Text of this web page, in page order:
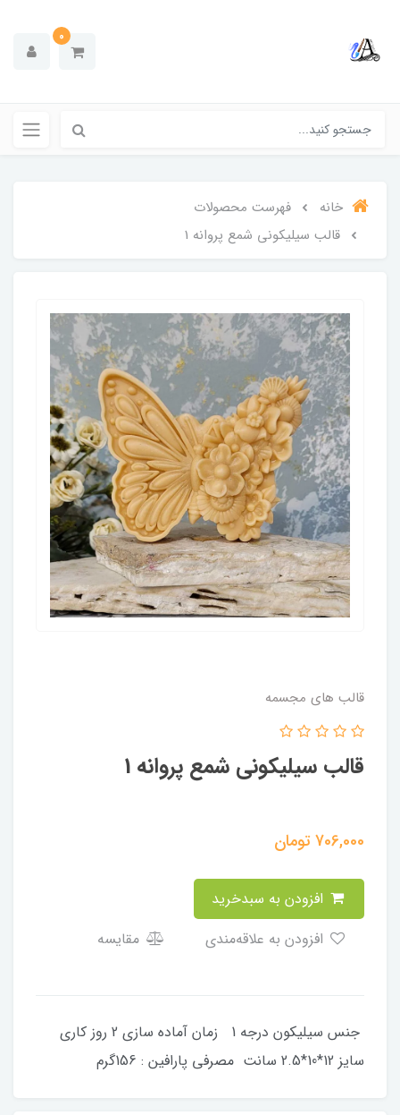
0
خانه
فهرست محصولات
قالب سیلیکونی شمع پروانه 1
قالب های مجسمه
قالب سیلیکونی شمع پروانه 1
706,000تومان
مقایسه
جنس سیلیکون درجه 1 زمان آماده سازی 2 روز کاری
سایز 12*10*2.5 سانت مصرفی پارافین : 156گرم